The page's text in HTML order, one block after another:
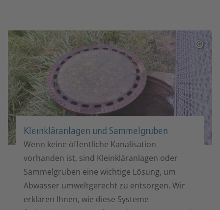
©
Klein­kläranlagen und Sammel­gruben
Wenn keine öffentliche Kanalisation
vorhanden ist, sind Kleinkläranlagen oder
Sammelgruben eine wichtige Lösung, um
Abwasser umweltgerecht zu entsorgen. Wir
erklären Ihnen, wie diese Systeme